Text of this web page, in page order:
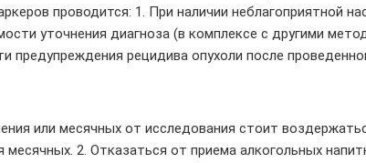
проводится: 1. При наличии неблагоприятной
уточнения диагноза (в комплексе с другими
рецидива опухоли после
или месячных от исследования стоит
2. Отказаться от приема алкогольных